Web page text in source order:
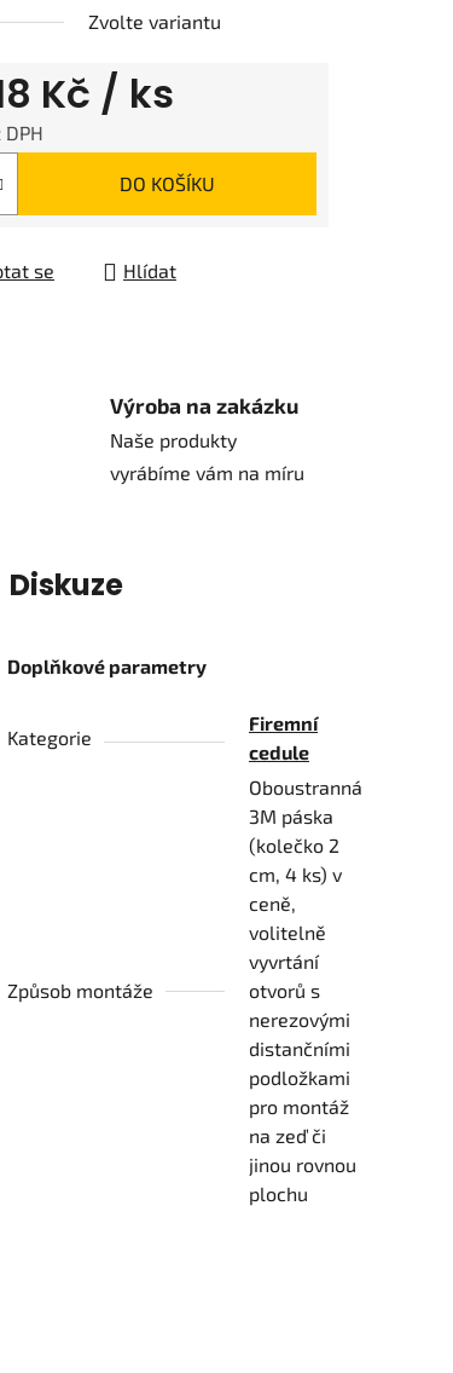
Zvolte variantu
Kč / ks
DPH
DO KOŠÍKU
se
Hlídat
Výroba na zakázku
Naše produkty
vyrábíme vám na míru
Diskuze
Doplňkové parametry
Kategorie
Firemní
cedule
Způsob montáže
Oboustranná
3M páska
(kolečko 2
cm, 4 ks) v
ceně,
volitelně
vyvrtání
otvorů s
nerezovými
distančními
podložkami
pro montáž
na zeď či
jinou rovnou
plochu